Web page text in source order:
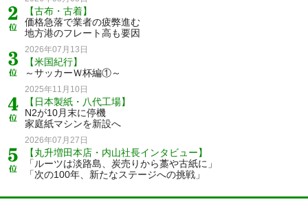
【古布・古着】
価格急落で業者の疲弊進む
地方港のフレート高も要因
2026年07月13日
【米国紀行】
～サッカーＷ杯編①～
2025年11月10日
【日本製紙・八代工場】
N2が10月末に停機
家庭紙マシンを新設へ
2026年07月27日
【丸升増田本店・内山社長インタビュー】
「ルーツは淡路島、炭売りから藁や古紙に」
「次の100年、新たなステージへの挑戦」